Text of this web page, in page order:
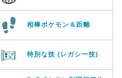
相棒ポケモン＆距離
特別な技 (レガシー技)